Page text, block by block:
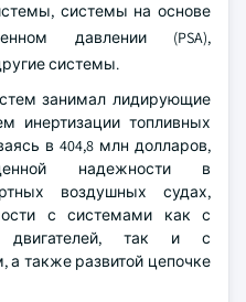
системы на основе
давлении (PSA),
системы.
занимал лидирующие
инертизации топливных
в 404,8 млн долларов,
надежности в
воздушных судах,
с системами как с
двигателей, так и с
а также развитой цепочке